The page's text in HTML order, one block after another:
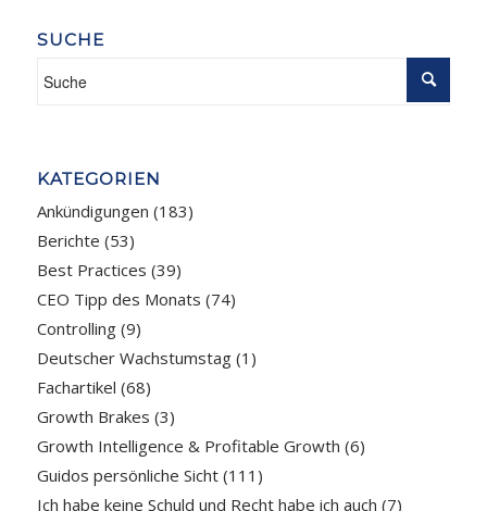
SUCHE
KATEGORIEN
Ankündigungen (183)
Berichte (53)
Best Practices (39)
CEO Tipp des Monats (74)
Controlling(9)
Deutscher Wachstumstag(1)
Fachartikel (68)
Growth Brakes (3)
Growth Intelligence & Profitable Growth (6)
Guidos persönliche Sicht(111)
Ich habe keine Schuld und Recht habe ich auch (7)